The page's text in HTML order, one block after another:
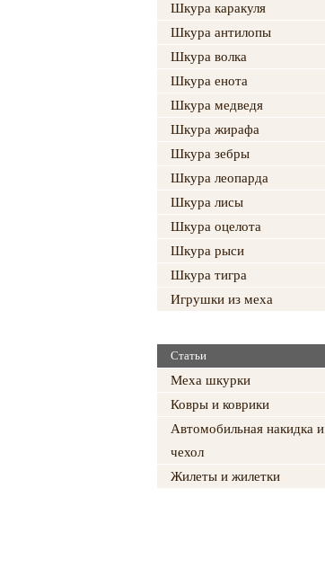
Шкура каракуля
Шкура антилопы
Шкура волка
Шкура енота
Шкура медведя
Шкура жирафа
Шкура зебры
Шкура леопарда
Шкура лисы
Шкура оцелота
Шкура рыси
Шкура тигра
Игрушки из меха
Статьи
Меха шкурки
Ковры и коврики
Автомобильная накидка и
чехол
Жилеты и жилетки